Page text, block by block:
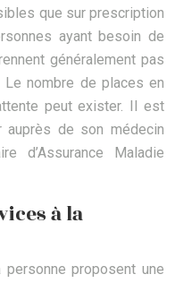
que sur prescription
ayant besoin de
généralement pas
nombre de places en
peut exister. Il est
auprès de son médecin
d’Assurance Maladie
à la
proposent une